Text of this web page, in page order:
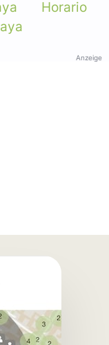
Horario
Anzeige